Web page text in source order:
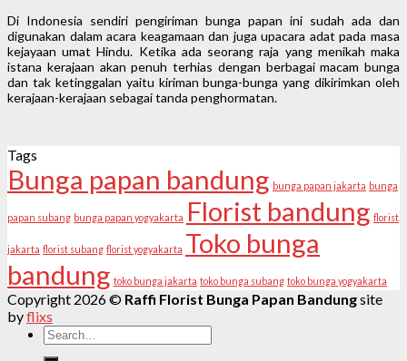
Di Indonesia sendiri pengiriman bunga papan ini sudah ada dan
digunakan dalam acara keagamaan dan juga upacara adat pada masa
kejayaan umat Hindu. Ketika ada seorang raja yang menikah maka
istana kerajaan akan penuh terhias dengan berbagai macam bunga
dan tak ketinggalan yaitu kiriman bunga-bunga yang dikirimkan oleh
kerajaan-kerajaan sebagai tanda penghormatan.
Tags
Bunga papan bandung bunga papan jakarta bunga
papan subang bunga papan yogyakarta Florist bandung florist
jakarta florist subang florist yogyakarta Toko bunga
bandung toko bunga jakarta toko bunga subang toko bunga yogyakarta
Copyright 2026 © Raffi Florist Bunga Papan Bandungsite
byflixs
Search
for: